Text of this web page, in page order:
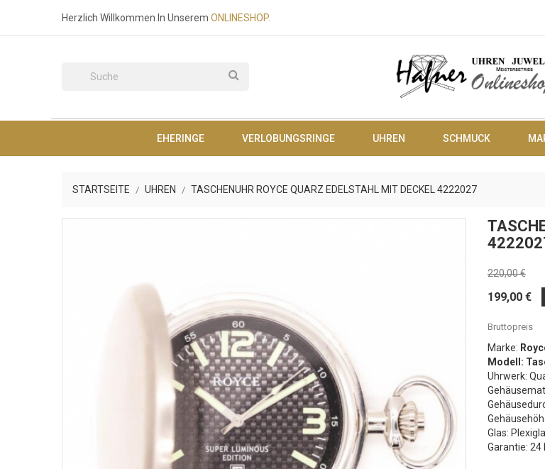
Herzlich Willkommen In Unserem ONLINESHOP.
EHERINGE VERLOBUNGSRINGE UHREN SCHMUCK
STARTSEITE UHREN TASCHENUHR ROYCE QUARZ EDELSTAHL MIT DECKEL 4222027
220,00 €
199,00 €
Bruttopreis
Marke:
Modell:
Uhrwerk:
Glas:
Garantie: